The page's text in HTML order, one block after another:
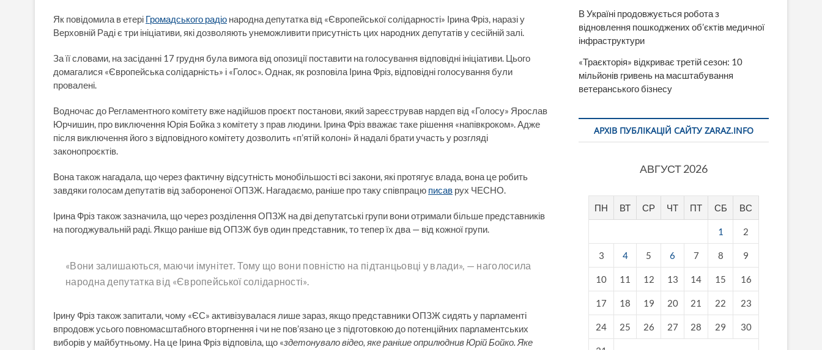
Як повідомила в етері Громадського радіо народна депутатка від «Європейської солідарності» Ірина Фріз, наразі у
Верховній Раді є три ініціативи, які дозволяють унеможливити присутність цих народних депутатів у сесійній залі.
За її словами, на засіданні 17 грудня була вимога від опозиції поставити на голосування відповідні ініціативи. Цього
домагалися «Європейська солідарність» і «Голос». Однак, як розповіла Ірина Фріз, відповідні голосування були
провалені.
Водночас до Регламентного комітету вже надійшов проєкт постанови, який зареєстрував нардеп від «Голосу» Ярослав
Юрчишин, про виключення Юрія Бойка з комітету з прав людини. Ірина Фріз вважає таке рішення «напівкроком». Адже
після виключення його з відповідного комітету дозволить «п’ятій колоні» й надалі брати участь у розгляді
законопроєктів.
Вона також нагадала, що через фактичну відсутність монобільшості всі закони, які протягує влада, вона це робить
завдяки голосам депутатів від забороненої ОПЗЖ. Нагадаємо, раніше про таку співпрацю писав рух ЧЕСНО.
Ірина Фріз також зазначила, що через розділення ОПЗЖ на дві депутатські групи вони отримали більше представників
на погоджувальній раді. Якщо раніше від ОПЗЖ був один представник, то тепер їх два — від кожної групи.
«Вони залишаються, маючи імунітет. Тому що вони повністю на підтанцьовці у влади», — наголосила
народна депутатка від «Європейської солідарності».
Ірину Фріз також запитали, чому «ЄС» активізувалася лише зараз, якщо представники ОПЗЖ сидять у парламенті
впродовж усього повномасштабного вторгнення і чи не пов’язано це з підготовкою до потенційних парламентських
виборів у майбутньому. На це Ірина Фріз відповіла, що «здетонувало відео, яке раніше оприлюднив Юрій Бойко. Яке
В Україні продовжується робота з
відновлення пошкоджених об’єктів медичної
інфраструктури
«Траєкторія» відкриває третій сезон: 10
мільйонів гривень на масштабування
ветеранського бізнесу
АРХІВ ПУБЛІКАЦІЙ САЙТУ ZARAZ.INFO
АВГУСТ 2026
ПН ВТ СР ЧТ ПТ СБ ВС
1 2
3 4 5 6 7 8 9
10 11 12 13 14 15 16
17 18 19 20 21 22 23
24 25 26 27 28 29 30